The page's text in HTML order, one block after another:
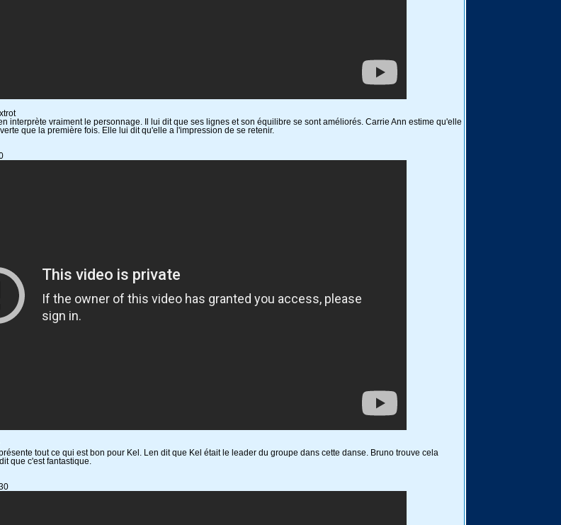
interprète vraiment le personnage. Il lui dit que ses lignes et son équilibre se sont améliorés. Carrie Ann estime qu'elle
que la première fois. Elle lui dit qu'elle a l'impression de se retenir.
tout ce qui est bon pour Kel. Len dit que Kel était le leader du groupe dans cette danse. Bruno trouve cela
que c'est fantastique.